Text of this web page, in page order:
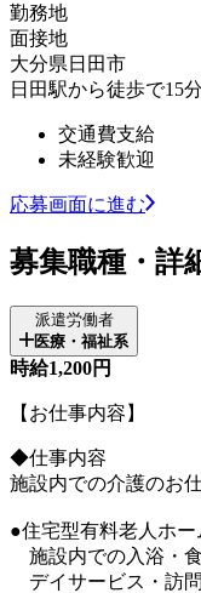
勤務地
面接地
大分県日田市
日田駅から徒歩で15分
交通費支給
未経験歓迎
応募画面に進む
募集職種・詳
派遣労働者
医療・福祉系
時給1,200円
【お仕事内容】
◆仕事内容
施設内での介護のお
●住宅型有料老人ホ
施設内での入浴・
デイサービス・訪